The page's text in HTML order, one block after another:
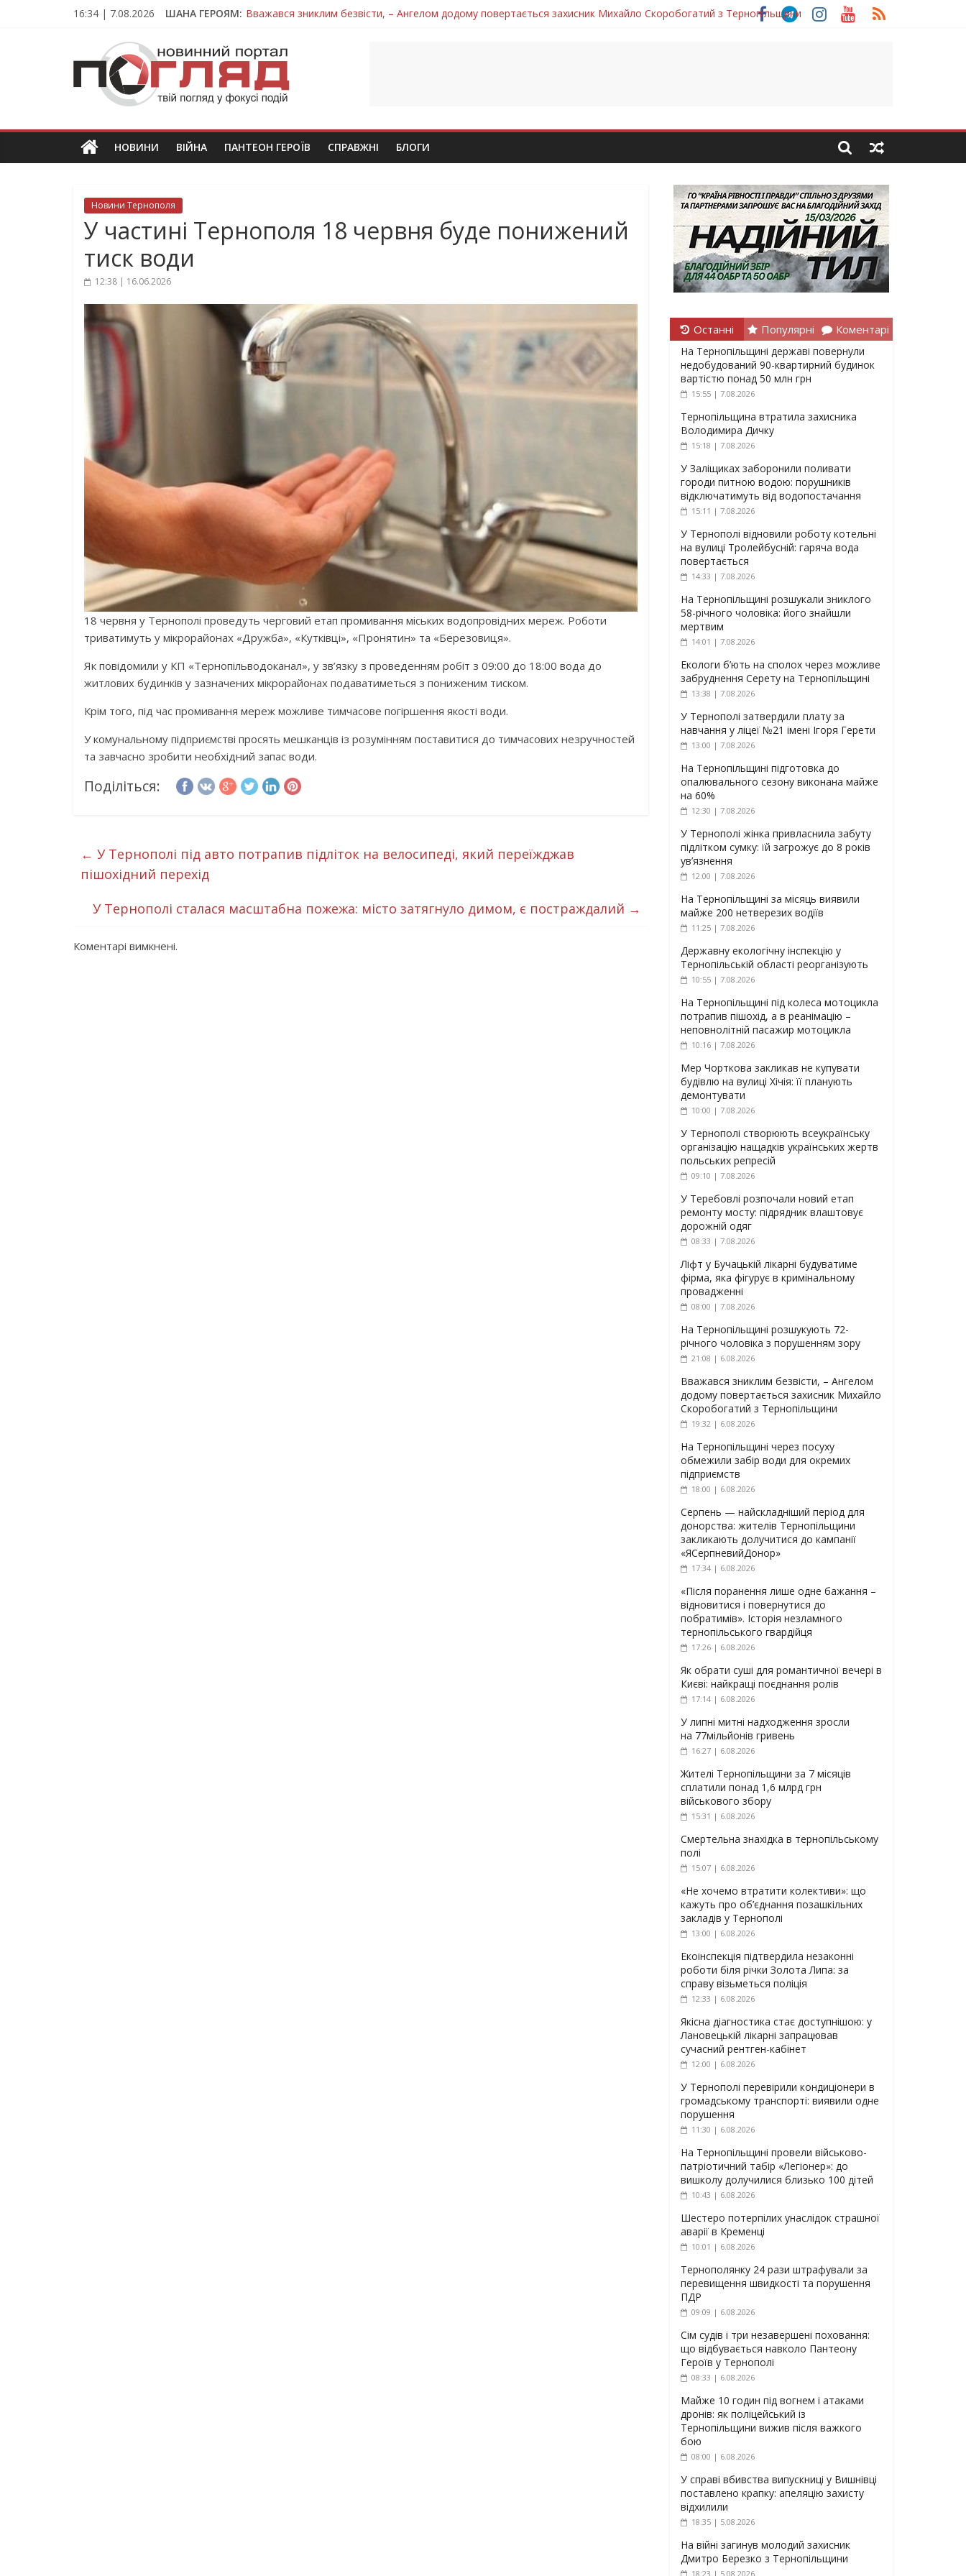
16:34 | 7.08.2026 ШАНА ГЕРОЯМ: Вважався зниклим безвісти, – Ангелом додому повертається захисник Михайло Скоробогатий з Тернопільщини
Тернопільщина втратила захисника Володимира Вельму
Захисник з Тернопільщини Петро Федів повертається до рідного дому «на щиті»
Тернопільщина втратила захисника Володимира Дичку
ПОГЛЯД
Новини
Тернополя.
новини
та
НОВИНИ ВІЙНА ПАНТЕОН ГЕРОЇВ СПРАВЖНІ БЛОГИ
Новини Тернополя
У частині Тернополя 18 червня буде понижений
тиск води
12:38 | 16.06.2026
18 червня у Тернополі проведуть черговий етап промивання міських водопровідних мереж. Роботи
триватимуть у мікрорайонах «Дружба», «Кутківці», «Пронятин» та «Березовиця».
Як повідомили у КП «Тернопільводоканал», у зв’язку з проведенням робіт з 09:00 до 18:00 вода до
житлових будинків у зазначених мікрорайонах подаватиметься з пониженим тиском.
Крім того, під час промивання мереж можливе тимчасове погіршення якості води.
У комунальному підприємстві просять мешканців із розумінням поставитися до тимчасових незручностей
та завчасно зробити необхідний запас води.
Поділіться:
← У Тернополі під авто потрапив підліток на велосипеді, який переїжджав
пішохідний перехід
У Тернополі сталася масштабна пожежа: місто затягнуло димом, є постраждалий →
Коментарі вимкнені.
Останні Популярні Коментарі
На Тернопільщині державі повернули
недобудований 90-квартирний будинок
вартістю понад 50 млн грн
15:55 | 7.08.2026
Тернопільщина втратила захисника
Володимира Дичку
15:18 | 7.08.2026
У Заліщиках заборонили поливати
городи питною водою: порушників
відключатимуть від водопостачання
15:11 | 7.08.2026
У Тернополі відновили роботу котельні
на вулиці Тролейбусній: гаряча вода
повертається
14:33 | 7.08.2026
На Тернопільщині розшукали зниклого
58-річного чоловіка: його знайшли
мертвим
14:01 | 7.08.2026
Екологи б’ють на сполох через можливе
забруднення Серету на Тернопільщині
13:38 | 7.08.2026
У Тернополі затвердили плату за
навчання у ліцеї №21 імені Ігоря Герети
13:00 | 7.08.2026
На Тернопільщині підготовка до
опалювального сезону виконана майже
на 60%
12:30 | 7.08.2026
У Тернополі жінка привласнила забуту
підлітком сумку: їй загрожує до 8 років
ув’язнення
12:00 | 7.08.2026
На Тернопільщині за місяць виявили
майже 200 нетверезих водіїв
11:25 | 7.08.2026
Державну екологічну інспекцію у
Тернопільській області реорганізують
10:55 | 7.08.2026
На Тернопільщині під колеса мотоцикла
потрапив пішохід, а в реанімацію –
неповнолітній пасажир мотоцикла
10:16 | 7.08.2026
Мер Чорткова закликав не купувати
будівлю на вулиці Хічія: її планують
демонтувати
10:00 | 7.08.2026
У Тернополі створюють всеукраїнську
організацію нащадків українських жертв
польських репресій
09:10 | 7.08.2026
У Теребовлі розпочали новий етап
ремонту мосту: підрядник влаштовує
дорожній одяг
08:33 | 7.08.2026
Ліфт у Бучацькій лікарні будуватиме
фірма, яка фігурує в кримінальному
провадженні
08:00 | 7.08.2026
На Тернопільщині розшукують 72-
річного чоловіка з порушенням зору
21:08 | 6.08.2026
Вважався зниклим безвісти, – Ангелом
додому повертається захисник Михайло
Скоробогатий з Тернопільщини
19:32 | 6.08.2026
На Тернопільщині через посуху
обмежили забір води для окремих
підприємств
18:00 | 6.08.2026
Серпень — найскладніший період для
донорства: жителів Тернопільщини
закликають долучитися до кампанії
«ЯСерпневийДонор»
17:34 | 6.08.2026
«Після поранення лише одне бажання –
відновитися і повернутися до
побратимів». Історія незламного
тернопільського гвардійця
17:26 | 6.08.2026
Як обрати суші для романтичної вечері в
Києві: найкращі поєднання ролів
17:14 | 6.08.2026
У липні митні надходження зросли
на 77мільйонів гривень
16:27 | 6.08.2026
Жителі Тернопільщини за 7 місяців
сплатили понад 1,6 млрд грн
військового збору
15:31 | 6.08.2026
Смертельна знахідка в тернопільському
полі
15:07 | 6.08.2026
«Не хочемо втратити колективи»: що
кажуть про об’єднання позашкільних
закладів у Тернополі
13:00 | 6.08.2026
Екоінспекція підтвердила незаконні
роботи біля річки Золота Липа: за
справу візьметься поліція
12:33 | 6.08.2026
Якісна діагностика стає доступнішою: у
Лановецькій лікарні запрацював
сучасний рентген-кабінет
12:00 | 6.08.2026
У Тернополі перевірили кондиціонери в
громадському транспорті: виявили одне
порушення
11:30 | 6.08.2026
На Тернопільщині провели військово-
патріотичний табір «Легіонер»: до
вишколу долучилися близько 100 дітей
10:43 | 6.08.2026
Шестеро потерпілих унаслідок страшної
аварії в Кременці
10:01 | 6.08.2026
Тернополянку 24 рази штрафували за
перевищення швидкості та порушення
ПДР
09:09 | 6.08.2026
Сім судів і три незавершені поховання:
що відбувається навколо Пантеону
Героїв у Тернополі
08:33 | 6.08.2026
Майже 10 годин під вогнем і атаками
дронів: як поліцейський із
Тернопільщини вижив після важкого
бою
08:00 | 6.08.2026
У справі вбивства випускниці у Вишнівці
поставлено крапку: апеляцію захисту
відхилили
18:35 | 5.08.2026
На війні загинув молодий захисник
Дмитро Березко з Тернопільщини
18:23 | 5.08.2026